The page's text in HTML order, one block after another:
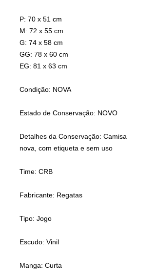
P: 70 x 51 cm
M: 72 x 55 cm
G: 74 x 58 cm
GG: 78 x 60 cm
EG: 81 x 63 cm
Condição: NOVA
Estado de Conservação: NOVO
Detalhes da Conservação: Camisa
nova, com etiqueta e sem uso
Time: CRB
Fabricante: Regatas
Tipo: Jogo
Escudo: Vinil
Manga: Curta